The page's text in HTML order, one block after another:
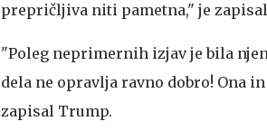
prepričljiva niti pametna," je
"Poleg neprimernih izjav je bila
dela ne opravlja ravno dobro! Ona
zapisal Trump.